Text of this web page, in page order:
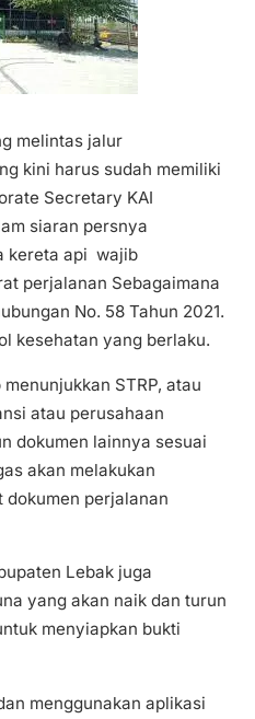
melintas jalur
kini harus sudah memiliki
Secretary KAI
siaran persnya
kereta api wajib
perjalanan Sebagaimana
No. 58 Tahun 2021.
kesehatan yang berlaku.
STRP, atau
atau perusahaan
dokumen lainnya sesuai
akan melakukan
dokumen perjalanan
Lebak juga
yang akan naik dan turun
menyiapkan bukti
menggunakan aplikasi